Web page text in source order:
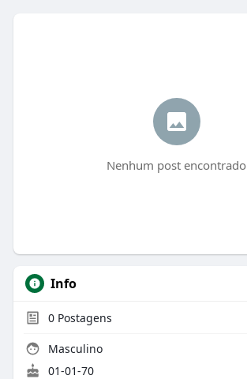
Nenhum post encontrado
Info
0Postagens
Masculino
01-01-70